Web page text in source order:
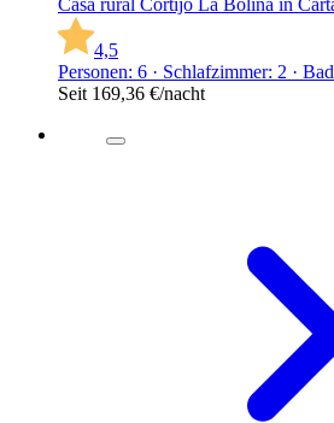
4,5
Personen: 6 · Schlafzimmer: 2 ·
Seit 169,36 €/nacht